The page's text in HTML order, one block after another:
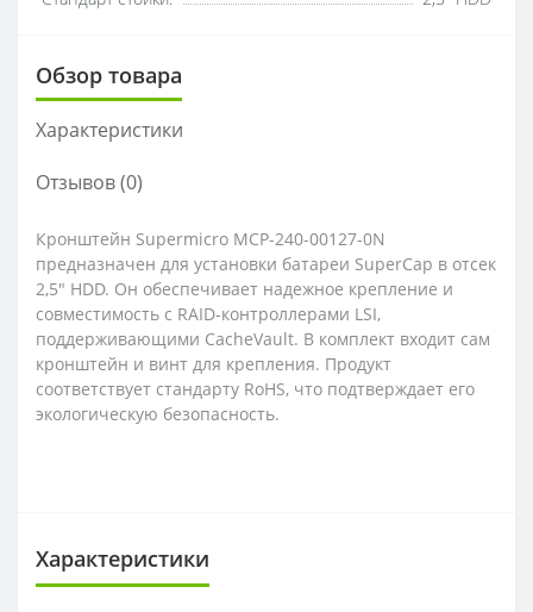
Обзор товара
Характеристики
Отзывов (0)
Кронштейн Supermicro MCP-240-00127-0N
предназначен для установки батареи SuperCap в отсек
2,5" HDD. Он обеспечивает надежное крепление и
совместимость с RAID-контроллерами LSI,
поддерживающими CacheVault. В комплект входит сам
кронштейн и винт для крепления. Продукт
соответствует стандарту RoHS, что подтверждает его
экологическую безопасность.
Характеристики